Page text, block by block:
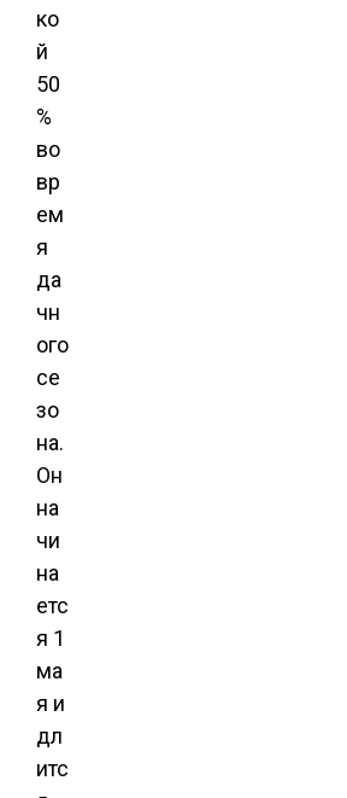
ко
й
50
%
во
вр
ем
я
да
чн
ого
се
зо
на.
Он
на
чи
на
етс
я 1
ма
я и
дл
итс